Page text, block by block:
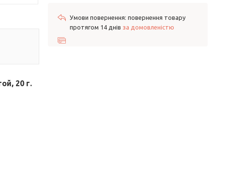
20 г.
повернення товару
протягом 14 днів за домовленістю